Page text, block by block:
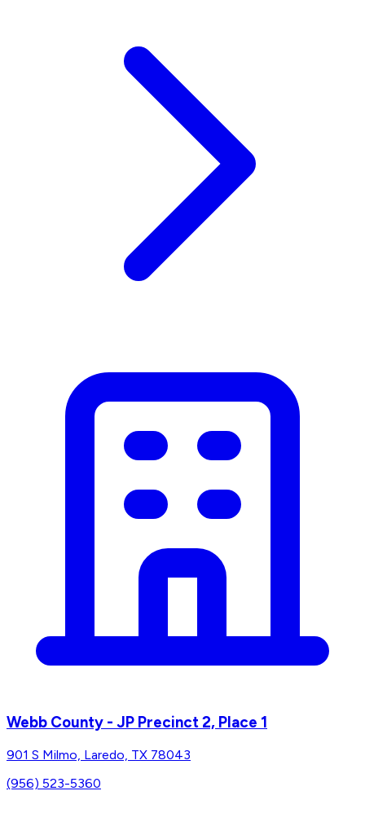
Webb County - JP Precinct 2, Place 1
901 S Milmo, Laredo, TX 78043
(956) 523-5360